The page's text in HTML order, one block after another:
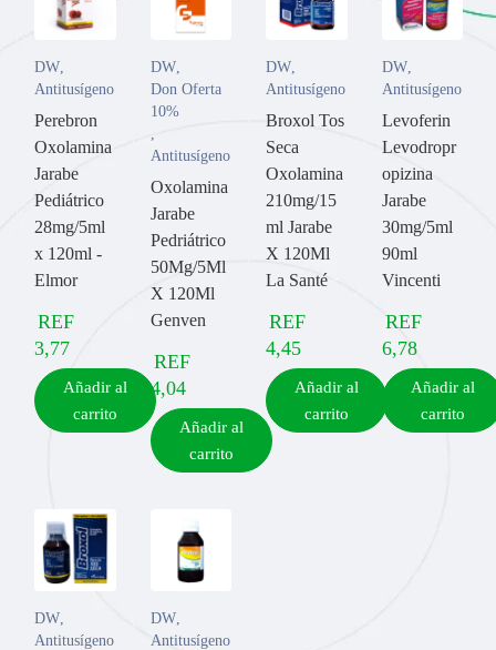
DW,
Antitusígeno
Perebron
Oxolamina
Jarabe
Pediátrico
28mg/5ml
x 120ml -
Elmor
REF
3,77
Añadir al
carrito
DW,
Don Oferta
10%
,
Antitusígeno
Oxolamina
Jarabe
Pedriátrico
50Mg/5Ml
X 120Ml
Genven
REF
4,04
Añadir al
carrito
DW,
Antitusígeno
Broxol Tos
Seca
Oxolamina
210mg/15
ml Jarabe
X 120Ml
La Santé
REF
4,45
Añadir al
carrito
DW,
Antitusígeno
Levoferin
Levodropr
opizina
Jarabe
30mg/5ml
90ml
Vincenti
REF
6,78
Añadir al
carrito
DW
Antitusígeno
DW,
Antitusígeno